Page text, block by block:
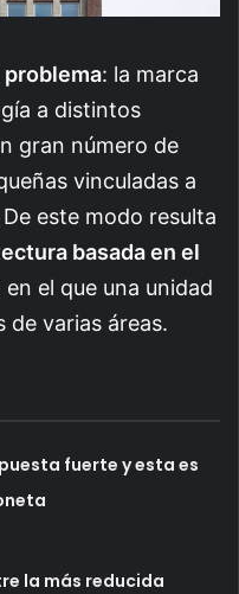
: la marca
a distintos
gran número de
vinculadas a
este modo resulta
basada en el
en el que una unidad
de varias áreas.
fuerte y esta es
la más reducida